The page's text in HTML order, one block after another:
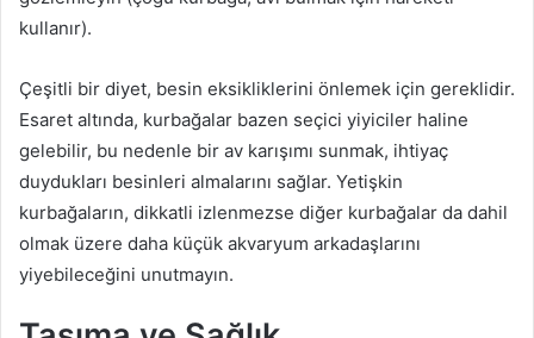
kullanır).
Çeşitli bir diyet, besin eksikliklerini önlemek için gereklidir.
Esaret altında, kurbağalar bazen seçici yiyiciler haline
gelebilir, bu nedenle bir av karışımı sunmak, ihtiyaç
duydukları besinleri almalarını sağlar. Yetişkin
kurbağaların, dikkatli izlenmezse diğer kurbağalar da dahil
olmak üzere daha küçük akvaryum arkadaşlarını
yiyebileceğini unutmayın.